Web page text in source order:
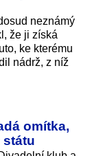
neznámý
že ji získá
ke kterému
nádrž, z níž
omítka,
státu